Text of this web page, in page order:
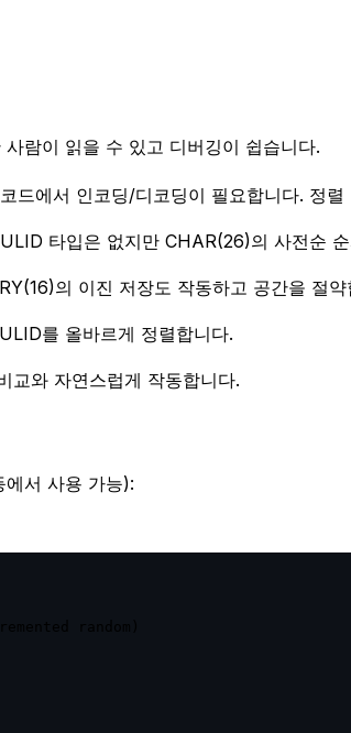
람이 읽을 수 있고 디버깅이 쉽습니다.
드에서 인코딩/디코딩이 필요합니다. 정
타입은 없지만 CHAR(26)의 사전순
의 이진 저장도 작동하고 공간을 절약
를 올바르게 정렬합니다.
교와 자연스럽게 작동합니다.
서 사용 가능):